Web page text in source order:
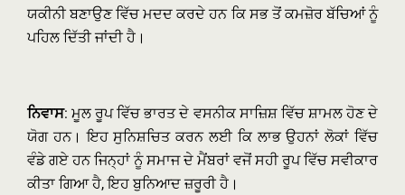
ਯਕੀਨੀ ਬਣਾਉਣ ਵਿੱਚ ਮਦਦ ਕਰਦੇ ਹਨ ਕਿ ਸਭ ਤੋਂ ਕਮਜ਼ੋਰ ਬੱਚਿਆਂ ਨੂੰ
ਪਹਿਲ ਦਿੱਤੀ ਜਾਂਦੀ ਹੈ।
ਨਿਵਾਸ: ਮੂਲ ਰੂਪ ਵਿੱਚ ਭਾਰਤ ਦੇ ਵਸਨੀਕ ਸਾਜ਼ਿਸ਼ ਵਿੱਚ ਸ਼ਾਮਲ ਹੋਣ ਦੇ
ਯੋਗ ਹਨ। ਇਹ ਸੁਨਿਸ਼ਚਿਤ ਕਰਨ ਲਈ ਕਿ ਲਾਭ ਉਹਨਾਂ ਲੋਕਾਂ ਵਿੱਚ
ਵੰਡੇ ਗਏ ਹਨ ਜਿਨ੍ਹਾਂ ਨੂੰ ਸਮਾਜ ਦੇ ਮੈਂਬਰਾਂ ਵਜੋਂ ਸਹੀ ਰੂਪ ਵਿੱਚ ਸਵੀਕਾਰ
ਕੀਤਾ ਗਿਆ ਹੈ, ਇਹ ਬੁਨਿਆਦ ਜ਼ਰੂਰੀ ਹੈ।